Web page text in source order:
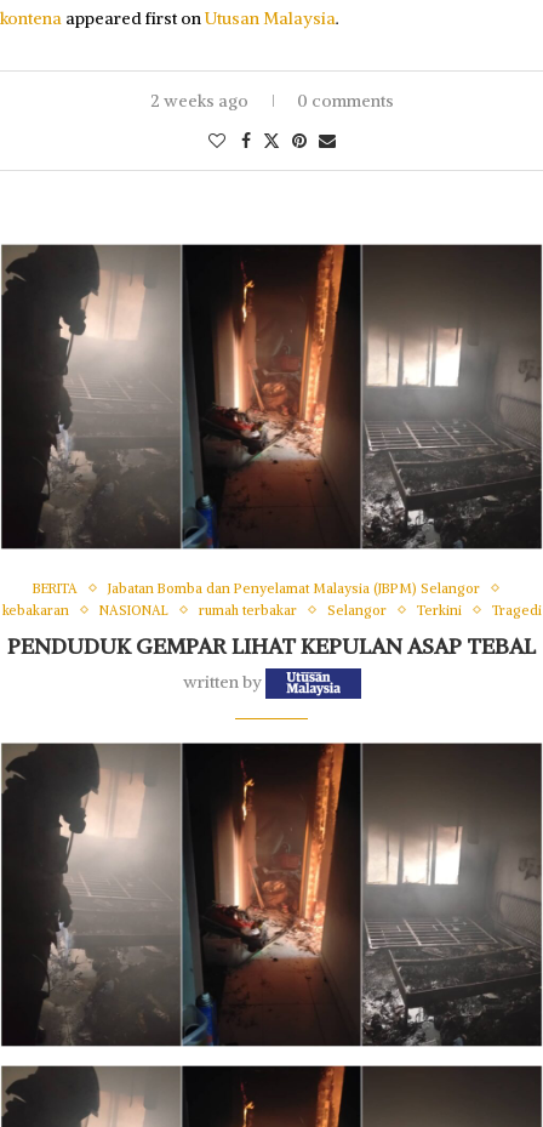
kontena appeared first on Utusan Malaysia.
2 weeks ago 0 comments
BERITA
Jabatan Bomba dan Penyelamat Malaysia (JBPM) Selangor
kebakaran
NASIONAL rumah terbakar Selangor Terkini Tragedi
PENDUDUK GEMPAR LIHAT KEPULAN ASAP TEBAL
written by